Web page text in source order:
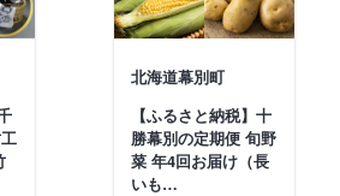
北海道幕別町
【ふるさと納税】十
勝幕別の定期便 旬野
菜 年4回お届け（長
いも…